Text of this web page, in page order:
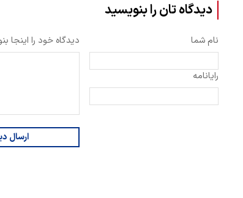
دیدگاه تان را بنویسید
نام شما
رایانامه
دیدگاه خود را اینجا
ارسال